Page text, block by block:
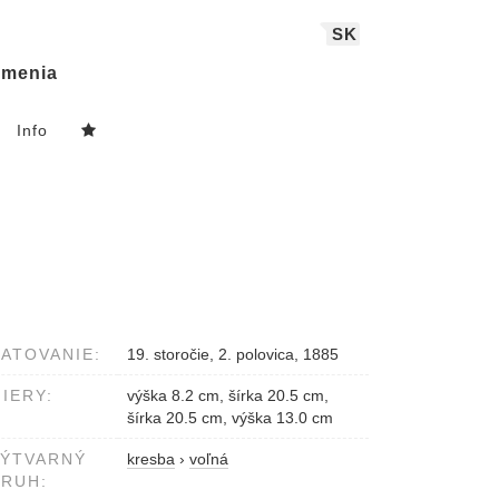
SK
Info
19. storočie, 2. polovica, 1885
výška 8.2 cm, šírka 20.5 cm,
šírka 20.5 cm, výška 13.0 cm
kresba › voľná